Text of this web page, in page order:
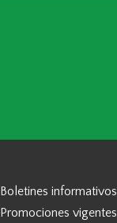
Boletines informativos
Promociones vigentes